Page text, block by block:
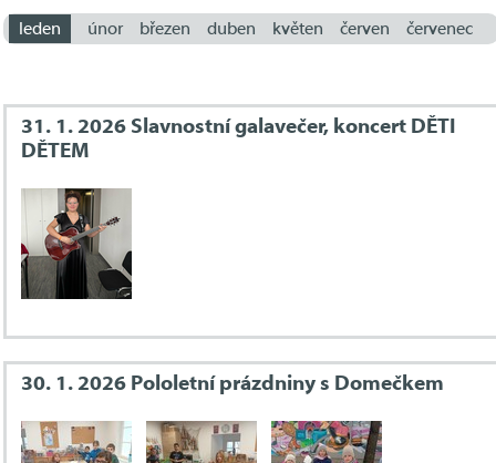
leden únor březen duben květen červen červenec
31. 1. 2026 Slavnostní galavečer, koncert DĚTI
DĚTEM
30. 1. 2026 Pololetní prázdniny s Domečkem